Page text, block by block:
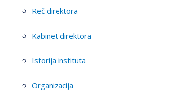
Reč direktora
Kabinet direktora
Istorija instituta
Organizacija